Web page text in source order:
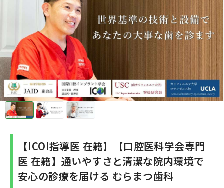
【ICOI指導医 在籍】【口腔医科学会専門
医 在籍】通いやすさと清潔な院内環境で
安心の診療を届ける むらまつ歯科